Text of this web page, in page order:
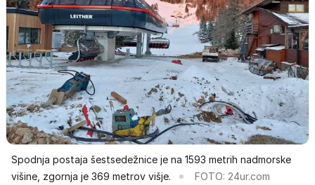
Spodnja postaja šestsedežnice je na 1593 metrih nadmorske
višine, zgornja je 369 metrov višje.
FOTO: 24ur.com